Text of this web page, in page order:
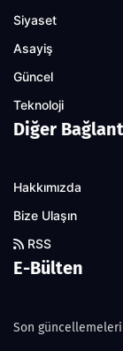
Siyaset
Asayiş
Güncel
Teknoloji
Diğer
Hakkımızda
Bize Ulaşın
RSS
E-Bülten
Son